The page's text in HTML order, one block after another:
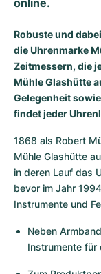
Oyster Perpetual
Yacht-Master
Yacht-Master II
Sky-Dweller
Rotonde
Crash
Pasha
Baignoire
Roadster
Bentley
Transocean
Cockpit
Super Avenger
Montbrillant
Grand Carrera
Gebraucht
Damenuhren
Portugieser
Da Vinci
Aquatimer
GST
Gebraucht
King Power
Gebraucht
online.
Robuste und
die Uhrenmarke
Zeitmessern, die
Mühle Glashütte
Gelegenheit
findet jeder
1868 als Robert
Mühle Glashütte
in deren Lauf das
bevor im Jahr
Instrumente und
Neben
Instrumente für